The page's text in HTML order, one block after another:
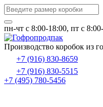
пн-чт c 8:00-18:00, пт с
Производство коробок из
+7 (916) 830-8659
+7 (916) 830-5515
+7 (495) 780-5456